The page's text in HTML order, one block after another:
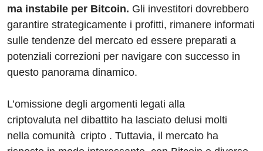
ma instabile per Bitcoin. Gli investitori dovrebbero
garantire strategicamente i profitti, rimanere informati
sulle tendenze del mercato ed essere preparati a
potenziali correzioni per navigare con successo in
questo panorama dinamico.
L’omissione degli argomenti legati alla
criptovaluta nel dibattito ha lasciato delusi molti
nella comunità cripto . Tuttavia, il mercato ha